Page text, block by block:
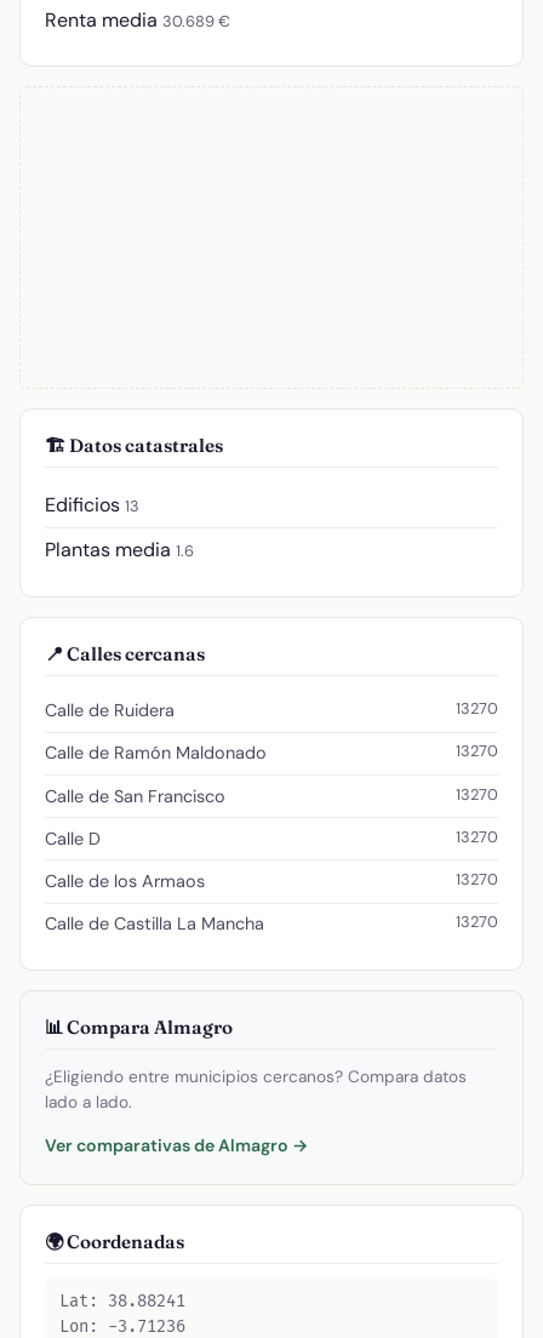
Renta media 30.689 €
🏗️ Datos catastrales
Edificios 13
Plantas media 1.6
📍 Calles cercanas
Calle de Ruidera 13270
Calle de Ramón Maldonado 13270
Calle de San Francisco 13270
Calle D 13270
Calle de los Armaos 13270
Calle de Castilla La Mancha 13270
📊 Compara Almagro
¿Eligiendo entre municipios cercanos? Compara datos
lado a lado.
Ver comparativas de Almagro →
🌍 Coordenadas
Lat: 38.88241
Lon: -3.71236